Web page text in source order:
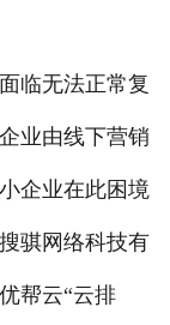
临无法正常复
业由线下营销
企业在此困境
骐网络科技有
帮云“云排